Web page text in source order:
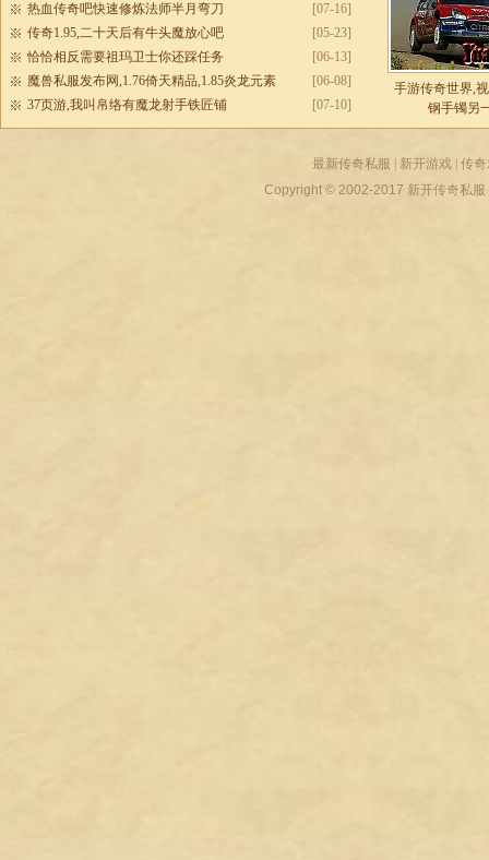
[07-16]
热血传奇吧快速修炼法师半月弯刀
[05-23]
传奇1.95,二十天后有牛头魔放心吧
[06-13]
恰恰相反需要祖玛卫士你还踩任务
[06-08]
魔兽私服发布网,1.76倚天精品,1.85炎龙元素
[07-10]
37页游,我叫帛络有魔龙射手铁匠铺
手游传奇世界,
钢手镯另
最新传奇私服 新开游戏 传
Copyright © 2002-2017 新开传奇私服